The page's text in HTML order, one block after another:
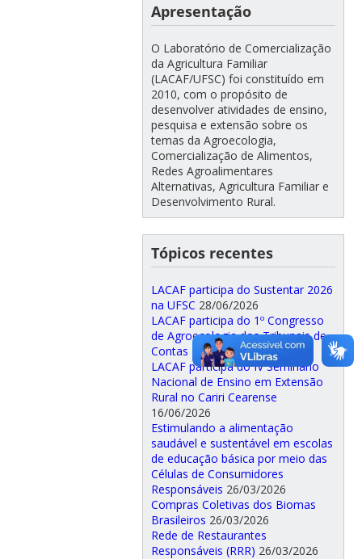
Apresentação
O Laboratório de Comercialização
da Agricultura Familiar
(LACAF/UFSC) foi constituído em
2010, com o propósito de
desenvolver atividades de ensino,
pesquisa e extensão sobre os
temas da Agroecologia,
Comercialização de Alimentos,
Redes Agroalimentares
Alternativas, Agricultura Familiar e
Desenvolvimento Rural.
Tópicos recentes
LACAF participa do Sustentar 2026
na UFSC 28/06/2026
LACAF participa do 1º Congresso
de Agroecologia dos Tribunais de
Contas
17/06/2026
LACAF participa do IV Seminário
Nacional de Ensino em Extensão
Rural no Cariri Cearense
16/06/2026
Estimulando a alimentação
saudável e sustentável em escolas
de educação básica por meio das
Células de Consumidores
Responsáveis 26/03/2026
Compras Coletivas dos Biomas
Brasileiros 26/03/2026
Rede de Restaurantes
Responsáveis (RRR) 26/03/2026